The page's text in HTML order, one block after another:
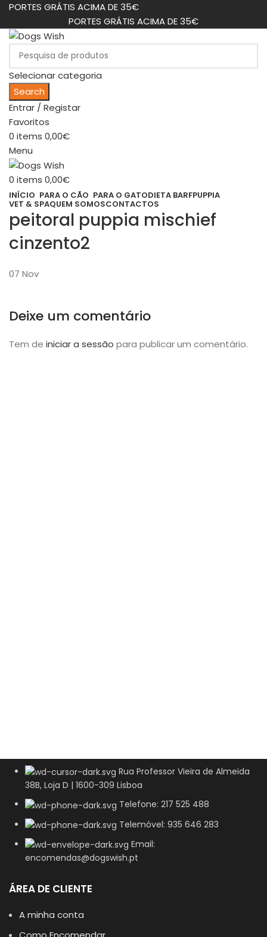
PORTES GRÁTIS ACIMA DE 35€
PORTES GRÁTIS ACIMA DE 35€
Selecionar categoria
Search
Entrar / Registar
Favoritos
0 items 0,00€
Menu
0 items 0,00€
INÍCIO PARA O CÃO PARA O GATODIETA BARFPUPPIA
VET & SPAQUEM SOMOSCONTACTOS
peitoral puppia mischief
cinzento2
07 Nov
Deixe um comentário
Tem de iniciar a sessão para publicar um comentário.
Rua Professor Vieira de Almeida
38B, Loja D | 1600-309 Lisboa
Telefone: 217 525 488
Telemóvel: 935 646 283
Email:
encomendas@dogswish.pt
ÁREA DE CLIENTE
A minha conta